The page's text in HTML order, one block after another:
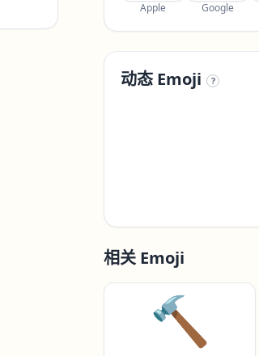
Apple Google
动态 Emoji ?
相关 Emoji
🔨